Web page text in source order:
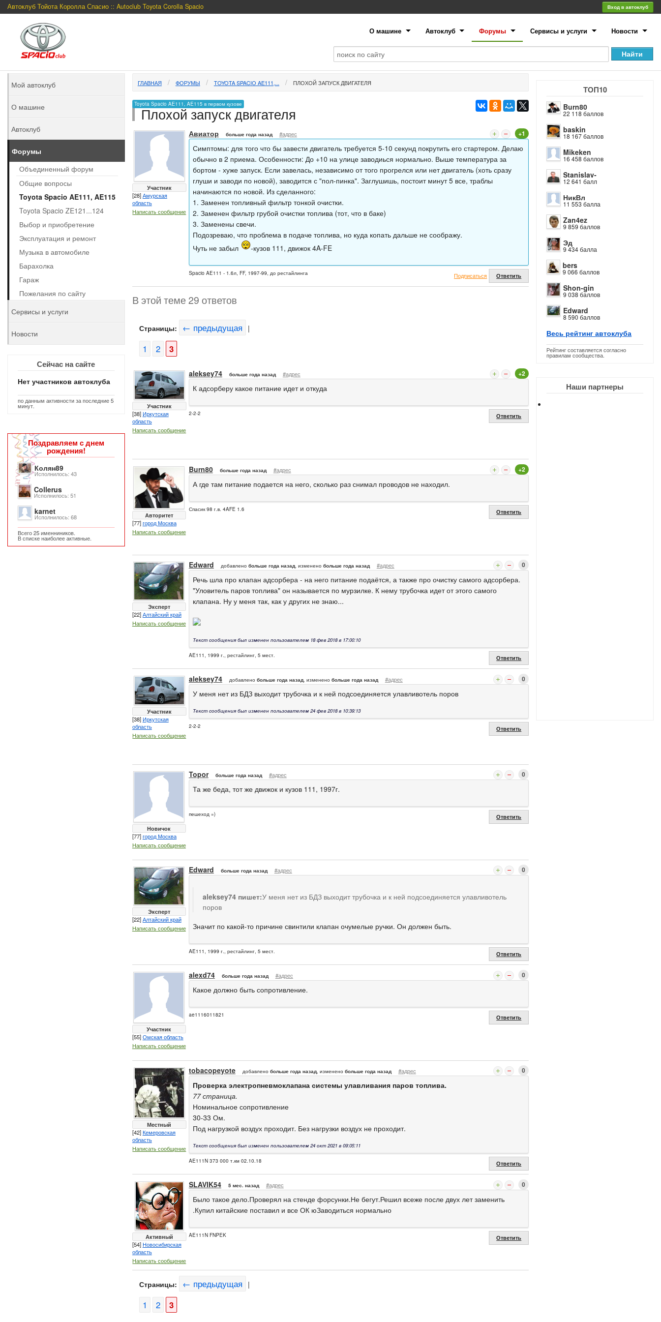
Автоклуб Тойота Королла Спасио :: Autoclub Toyota Corolla Spacio Вход в автоклуб
О машине Автоклуб Форумы Сервисы и услуги Новости
ТОП10
Burn80
22 118 баллов
baskin
18 167 баллов
Mikeken
16 458 баллов
Stanislav-
12 641 балл
НикВл
11 553 балла
Zan4ez
9 859 баллов
Эд
9 434 балла
bers
9 066 баллов
Shon-gin
9 038 баллов
Edward
8 590 баллов
Весь рейтинг автоклуба
Рейтинг составляется согласно
правилам сообщества.
Наши партнеры
ГЛАВНАЯ ФОРУМЫ TOYOTA SPACIO AE111,... ПЛОХОЙ ЗАПУСК ДВИГАТЕЛЯ
Toyota Spacio AE111, AE115 в первом кузове
Плохой запуск двигателя
Участник
[28]Амурская
область
Написать сообщение
Авиатор больше года назад #адрес +1
Симптомы: для того что бы завести двигатель требуется 5-10 секунд покрутить его стартером. Делаю
обычно в 2 приема. Особенности: До +10 на улице заводиься нормально. Выше температура за
бортом - хуже запуск. Если завелась, независимо от того прогрелся или нет двигатель (хоть сразу
глуши и заводи по новой), заводится с "пол-пинка". Заглушишь, постоит минут 5 все, траблы
начинаются по новой. Из сделанного:
1. Заменен топливный фильтр тонкой очистки.
2. Заменен фильтр грубой очистки топлива (тот, что в баке)
3. Заменены свечи.
Подозреваю, что проблема в подаче топлива, но куда копать дальше не соображу.
Чуть не забыл
-кузов 111, движок 4A-FE
Spacio AE111 - 1.6л, FF, 1997-99, до рестайлинга Подписаться Ответить
В этой теме 29 ответов
Страницы: ← предыдущая |
1 2 3
Участник
[38]Иркутская
область
Написать сообщение
aleksey74 больше года назад #адрес +2
К адсорберу какое питание идет и откуда
2-2-2 Ответить
Авторитет
[77]город Москва
Написать сообщение
Burn80 больше года назад #адрес +2
А где там питание подается на него, сколько раз снимал проводов не находил.
Спасик 98 г.в. 4AFE 1.6 Ответить
Эксперт
[22]Алтайский край
Написать сообщение
Edward добавлено больше года назад, изменено больше года назад #адрес 0
Речь шла про клапан адсорбера - на него питание подаётся, а также про очистку самого адсорбера.
"Уловитель паров топлива" он называется по мурзилке. К нему трубочка идет от этого самого
клапана. Ну у меня так, как у других не знаю...
Текст сообщения был изменен пользователем 18 фев 2018 в 17:00:10
AE111, 1999 г., рестайлинг, 5 мест. Ответить
Участник
[38]Иркутская
область
Написать сообщение
aleksey74 добавлено больше года назад, изменено больше года назад #адрес 0
У меня нет из БДЗ выходит трубочка и к ней подсоединяется улавливотель поров
Текст сообщения был изменен пользователем 24 фев 2018 в 10:39:13
2-2-2 Ответить
Новичок
[77]город Москва
Написать сообщение
Topor больше года назад #адрес 0
Та же беда, тот же движок и кузов 111, 1997г.
пешеход =) Ответить
Эксперт
[22]Алтайский край
Написать сообщение
Edward больше года назад #адрес 0
aleksey74 пишет:У меня нет из БДЗ выходит трубочка и к ней подсоединяется улавливотель
поров
Значит по какой-то причине свинтили клапан очумелые ручки. Он должен быть.
AE111, 1999 г., рестайлинг, 5 мест. Ответить
Участник
[55]Омская область
Написать сообщение
alexd74 больше года назад #адрес 0
Какое должно быть сопротивление.
ae1116011821 Ответить
Местный
[42]Кемеровская
область
Написать сообщение
tobacopeyote добавлено больше года назад, изменено больше года назад #адрес 0
Проверка электропневмоклапана системы улавливания паров топлива.
77 страница.
Номинальное сопротивление
30-33 Ом.
Под нагрузкой воздух проходит. Без нагрузки воздух не проходит.
Текст сообщения был изменен пользователем 24 окт 2021 в 09:05:11
AE111N 373 000 т.км 02.10.18 Ответить
Активный
[54]Новосибирская
область
Написать сообщение
SLAVIK54 5 мес. назад #адрес 0
Было такое дело.Проверял на стенде форсунки.Не бегут.Решил всеже после двух лет заменить
.Купил китайские поставил и все ОК юЗаводиться нормально
AE111N FNPEK Ответить
Страницы: ← предыдущая |
1 2 3
Мой автоклуб
О машине
Автоклуб
Форумы
Объединенный форум
Общие вопросы
Toyota Spacio AE111, AE115
Toyota Spacio ZE121...124
Выбор и приобретение
Эксплуатация и ремонт
Музыка в автомобиле
Барахолка
Гараж
Пожелания по сайту
Сервисы и услуги
Новости
Сейчас на сайте
Нет участников автоклуба
по данным активности за последние 5
минут.
Поздравляем с днем
рождения!
Колян89
Исполнилось: 43
Collerus
Исполнилось: 51
karnet
Исполнилось: 68
Всего 25 именниников.
В списке наиболее активные.